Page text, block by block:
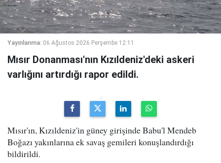
Yayınlanma: 06 Ağustos 2026 Perşembe 12:11
Mısır Donanması'nın Kızıldeniz'deki askeri
varlığını artırdığı rapor edildi.
Mısır'ın, Kızıldeniz'in güney girişinde Babu'l Mendeb
Boğazı yakınlarına ek savaş gemileri konuşlandırdığı
bildirildi.